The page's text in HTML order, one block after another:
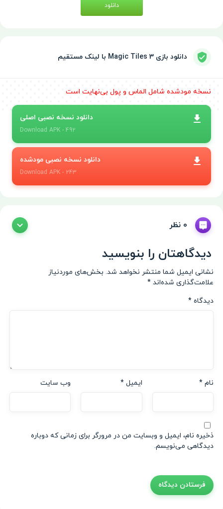
دانلود
دانلود بازی Magic Tiles 3 با لینک مستقیم
نسخه مودشده شامل الماس و پول بی‌نهایت است
دانلود نسخه نصبی اصلی
Download APK - 492
دانلود نسخه نصبی مودشده
Download APK - 243
0 نظر
دیدگاهتان را بنویسید
نشانی ایمیل شما منتشر نخواهد شد. بخش‌های موردنیاز
علامت‌گذاری شده‌اند *
دیدگاه *
نام * ایمیل* وب‌ سایت
ذخیره نام، ایمیل و وبسایت من در مرورگر برای زمانی که دوباره
دیدگاهی می‌نویسم.